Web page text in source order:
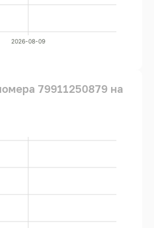
2026-08-09
79911250879 на